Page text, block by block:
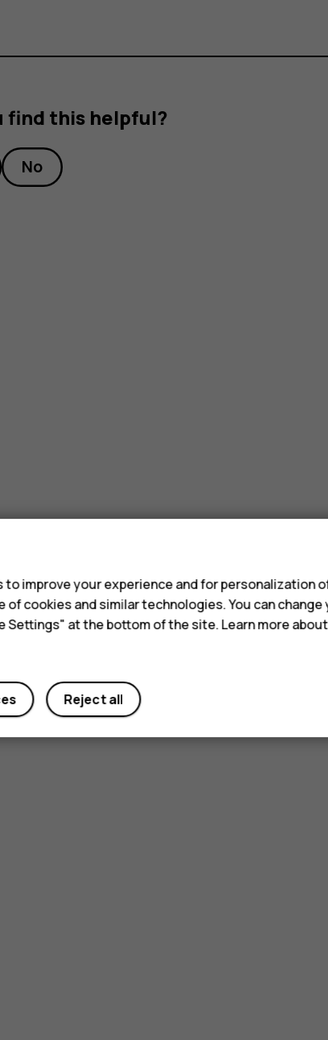
find this helpful?
No
improve your experience and for personalization
cookies and similar technologies. You can change
at the bottom of the site. Learn more
Reject all